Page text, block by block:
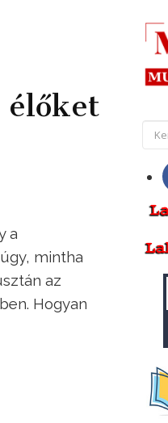
élőket
a
mintha
az
Hogyan